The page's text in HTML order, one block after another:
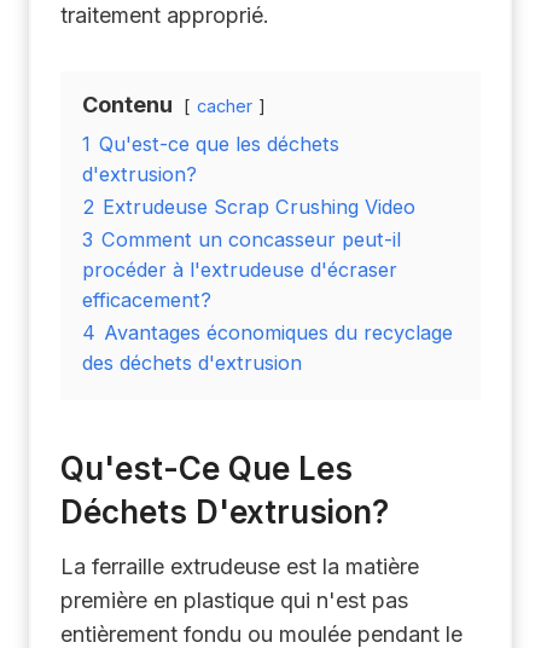
traitement approprié.
Contenu cacher
1 Qu'est-ce que les déchets
d'extrusion?
2 Extrudeuse Scrap Crushing Video
3 Comment un concasseur peut-il
procéder à l'extrudeuse d'écraser
efficacement?
4 Avantages économiques du recyclage
des déchets d'extrusion
Qu'est-Ce Que Les
Déchets D'extrusion?
La ferraille extrudeuse est la matière
première en plastique qui n'est pas
entièrement fondu ou moulée pendant le